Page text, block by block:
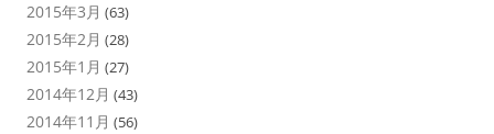
2015年3月 (63)
2015年2月 (28)
2015年1月 (27)
2014年12月 (43)
2014年11月 (56)